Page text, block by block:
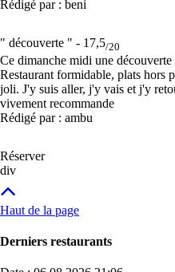
Rédigé par : beni
" découverte " - 17,5/20
Ce dimanche midi une
Restaurant formidable, plats hors
joli. J'y suis aller, j'y vais et j'y
vivement recommande
Rédigé par : ambu
Réserver
div
Haut de la page
Derniers restaurants